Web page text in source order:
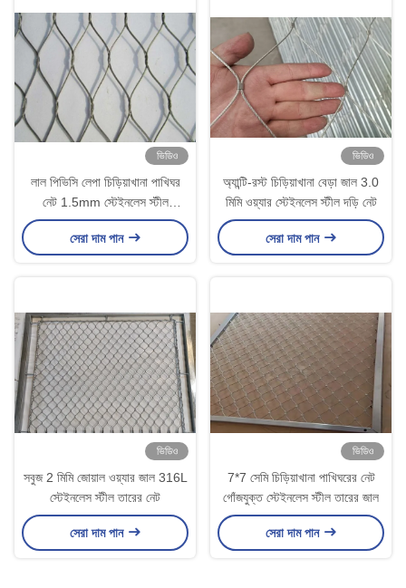
ভিডিও
লাল পিভিসি লেপা চিড়িয়াখানা পাখিঘর
নেট 1.5mm স্টেইনলেস স্টীল
Ferrule দড়ি Mesh
সেরা দাম পান
ভিডিও
অ্যান্টি-রস্ট চিড়িয়াখানা বেড়া জাল 3.0
মিমি ওয়্যার স্টেইনলেস স্টীল দড়ি নেট
সেরা দাম পান
ভিডিও
সবুজ 2 মিমি জোয়াল ওয়্যার জাল 316L
স্টেইনলেস স্টীল তারের নেট
সেরা দাম পান
ভিডিও
7*7 সেমি চিড়িয়াখানা পাখিঘরের নেট
গোঁজযুক্ত স্টেইনলেস স্টীল তারের জাল
সেরা দাম পান